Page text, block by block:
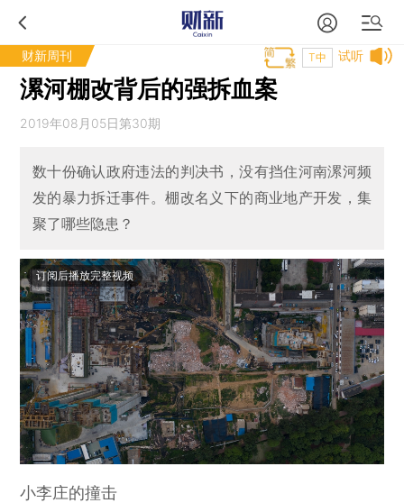
财新周刊 试听
T中
漯河棚改背后的强拆血案
2019年08月05日第30期
数十份确认政府违法的判决书，没有挡住河南漯河频
发的暴力拆迁事件。棚改名义下的商业地产开发，集
聚了哪些隐患？
订阅后播放完整视频
小李庄的撞击